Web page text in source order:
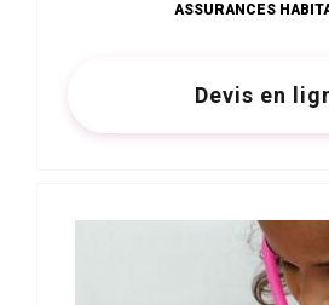
ASSURANCES
Devis en